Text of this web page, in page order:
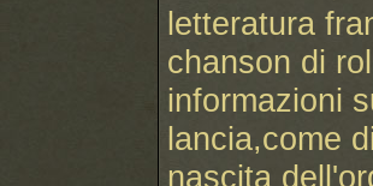
letteratura
chanson di
informazioni
lancia,come
nascita